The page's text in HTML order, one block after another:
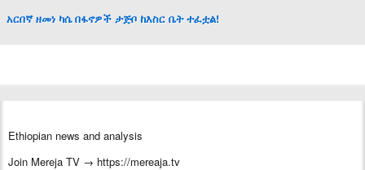
አርበኛ ዘመነ ካሴ በፋኖዎች ታጅቦ ከእስር ቤት ተፈቷል!
Ethiopian news and analysis
Join Mereja TV → https://mereaja.tv